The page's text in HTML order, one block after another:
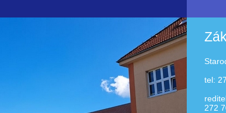
tel:
272